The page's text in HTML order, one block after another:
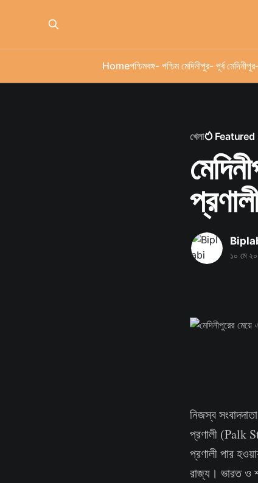
Homeপশ্চিমবঙ্গ- পশ্চিম মেদিনীপুর- পূর্ব মেদিনীপুর
খেলা Featured
১০ মে
নিজস্ব
প্রণালী (Palk
প্রণালী পার
রাজ্য। ভারত ও